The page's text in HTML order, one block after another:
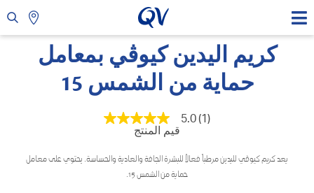
كريم اليدين كيوڤي بمعامل
حماية من الشمس 15
متوسط
هو
5.0
5.0(1)
قيم المنتج
يعد كريم كيوڤي لليدين مرطباً فعالاً للبشرة الجافة والعادية والحساسة. يحتوي على معامل
حماية من الشمس 15.